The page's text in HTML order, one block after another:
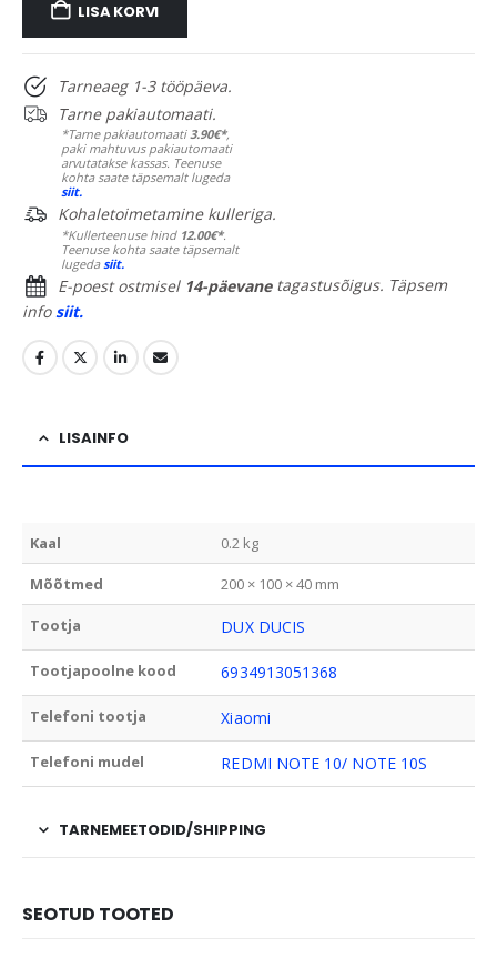
LISA KORVI
Tarneaeg 1-3 tööpäeva.
Tarne pakiautomaati.
*Tarne pakiautomaati3.90€*,
paki mahtuvus pakiautomaati
arvutatakse kassas. Teenuse
kohta saate täpsemalt lugeda
siit.
Kohaletoimetamine kulleriga.
*Kullerteenuse hind 12.00€*.
Teenuse kohta saate täpsemalt
lugedasiit.
E-poest ostmisel 14-päevanetagastusõigus. Täpsem
infosiit.
LISAINFO
Kaal 0.2 kg
Mõõtmed 200 × 100 × 40 mm
Tootja DUX DUCIS
Tootjapoolne kood 6934913051368
Telefoni tootja Xiaomi
Telefoni mudel REDMI NOTE 10/ NOTE 10S
TARNEMEETODID/SHIPPING
SEOTUD TOOTED